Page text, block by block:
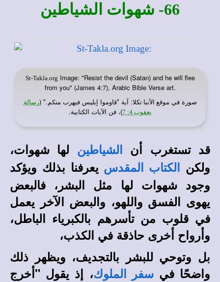
66- شهوات الشياطين
St-Takla.org Image: "Resist the devil (Satan) and he will flee
from you" (James 4:7), Arabic Bible Verse art.
صورة في موقع الأنبا تكلا: آية "قاوموا إبليس فيهرب منكم." (رسالة
يعقوب 4: 7
)، فن الآيات الكتابية.
قد تستغرب أن الشياطين
لها شهوات،
ولكن
الكتاب المقدس يعرفنا بذلك ويؤكد
وجود شهوات لها مثل البشر، فالبعض
يهوى الفسق واللهو، والبعض الآخر يعمل
في قلوب من تأسرهم بالكبرياء الباطل،
وأرواح أخرى حاذقة في الكذب،
بل وتوحي للبشر بالتجديف، ويظهر ذلك
واضحًا فيسفر الملوك، إذ يقول "أخرج